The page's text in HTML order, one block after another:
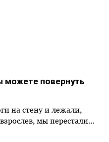
можете повернуть
на стену и лежали,
мы перестали…